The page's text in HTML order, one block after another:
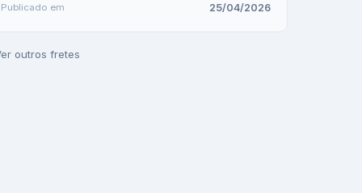
Publicado em 25/04/2026
outros fretes